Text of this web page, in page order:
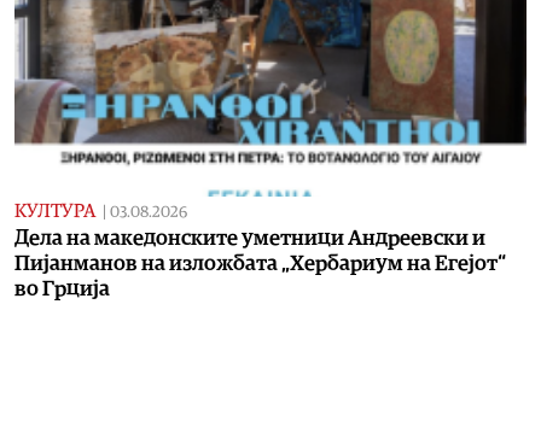
КУЛТУРА 03.08.2026
Дела на македонските уметници Андреевски и
Пијанманов на изложбата „Хербариум на Егејот“
во Грција